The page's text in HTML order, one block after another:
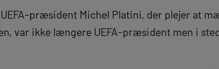
præsident Michel Platini, der plejer at
var ikke længere UEFA-præsident men i